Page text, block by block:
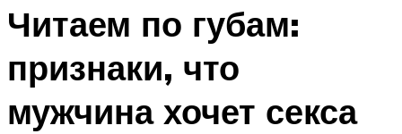
Читаем по губам:
признаки, что
мужчина хочет секса